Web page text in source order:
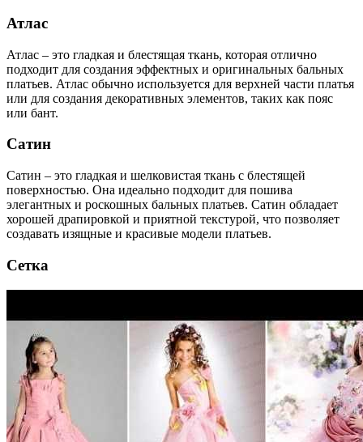
Атлас
Атлас – это гладкая и блестящая ткань, которая отлично
подходит для создания эффектных и оригинальных бальных
платьев. Атлас обычно используется для верхней части платья
или для создания декоративных элементов, таких как пояс
или бант.
Сатин
Сатин – это гладкая и шелковистая ткань с блестящей
поверхностью. Она идеально подходит для пошива
элегантных и роскошных бальных платьев. Сатин обладает
хорошей драпировкой и приятной текстурой, что позволяет
создавать изящные и красивые модели платьев.
Сетка